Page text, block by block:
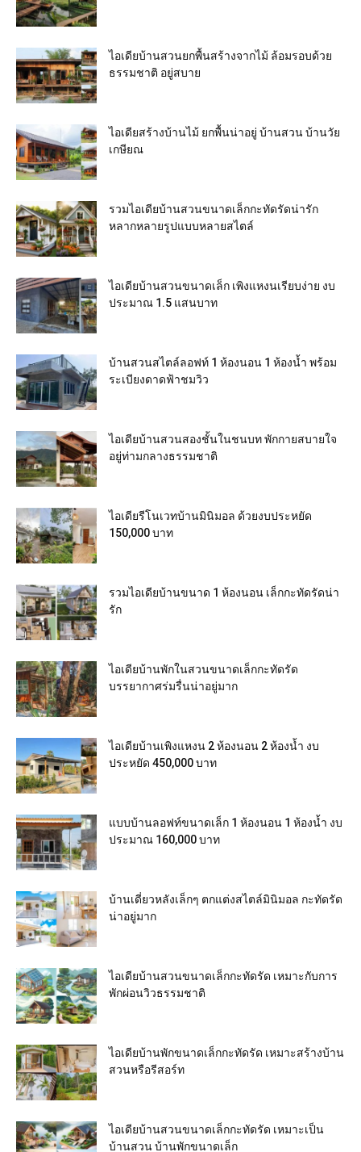
ไอเดียบ้านสวนยกพื้นสร้างจากไม้ ล้อมรอบด้วย
ธรรมชาติ อยู่สบาย
ไอเดียสร้างบ้านไม้ ยกพื้นน่าอยู่ บ้านสวน บ้านวัย
เกษียณ
รวมไอเดียบ้านสวนขนาดเล็กกะทัดรัดน่ารัก
หลากหลายรูปแบบหลายสไตล์
ไอเดียบ้านสวนขนาดเล็ก เพิงแหงนเรียบง่าย งบ
ประมาณ 1.5 แสนบาท
บ้านสวนสไตล์ลอฟท์ 1 ห้องนอน 1 ห้องน้ำ พร้อม
ระเบียงดาดฟ้าชมวิว
ไอเดียบ้านสวนสองชั้นในชนบท พักกายสบายใจ
อยู่ท่ามกลางธรรมชาติ
ไอเดียรีโนเวทบ้านมินิมอล ด้วยงบประหยัด
150,000 บาท
รวมไอเดียบ้านขนาด 1 ห้องนอน เล็กกะทัดรัดน่า
รัก
ไอเดียบ้านพักในสวนขนาดเล็กกะทัดรัด
บรรยากาศร่มรื่นน่าอยู่มาก
ไอเดียบ้านเพิงแหงน 2 ห้องนอน 2 ห้องน้ำ งบ
ประหยัด 450,000 บาท
แบบบ้านลอฟท์ขนาดเล็ก 1 ห้องนอน 1 ห้องน้ำ งบ
ประมาณ 160,000 บาท
บ้านเดี่ยวหลังเล็กๆ ตกแต่งสไตล์มินิมอล กะทัดรัด
น่าอยู่มาก
ไอเดียบ้านสวนขนาดเล็กกะทัดรัด เหมาะกับการ
พักผ่อนวิวธรรมชาติ
ไอเดียบ้านพักขนาดเล็กกะทัดรัด เหมาะสร้างบ้าน
สวนหรือรีสอร์ท
ไอเดียบ้านสวนขนาดเล็กกะทัดรัด เหมาะเป็น
บ้านสวน บ้านพักขนาดเล็ก